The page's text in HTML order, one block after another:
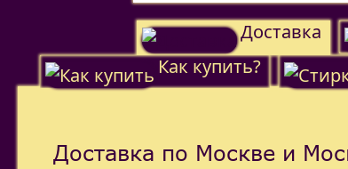
Доставка
Как купить?
Доставка по Москве и